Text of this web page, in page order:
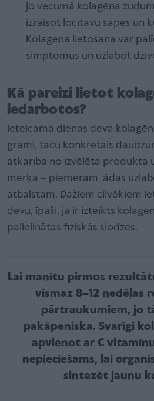
jo vecumā kolagēna
izraisot locītavu sāpes un
Kolagēna lietošana var
simptomus un uzlabot
Kā pareizi lietot
iedarbotos?
Ieteicamā dienas deva
grami, taču konkrētais
atkarībā no izvēlētā produkta
mērķa – piemēram, ādas
atbalstam. Dažiem cilvēkiem
devu, īpaši, ja ir izteikts
palielinātas fiziskās slodzes.
Lai manītu pirmos
vismaz 8–12 nedēļas
pārtraukumiem, jo
pakāpeniska. Svarīgi
apvienot ar C
nepieciešams, lai
sintezēt jaunu